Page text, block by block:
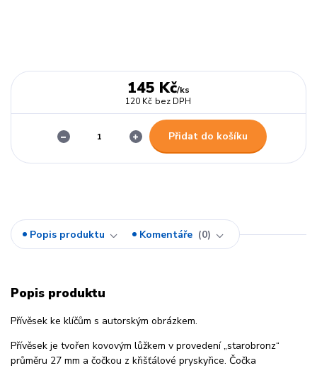
145 Kč/ks
120 Kč bez DPH
Přidat do košíku
Popis produktu Komentáře 0
Popis produktu
Přívěsek ke klíčům s autorským obrázkem.
Přívěsek je tvořen kovovým lůžkem v provedení „starobronz“
průměru 27 mm a čočkou z křišťálové pryskyřice. Čočka